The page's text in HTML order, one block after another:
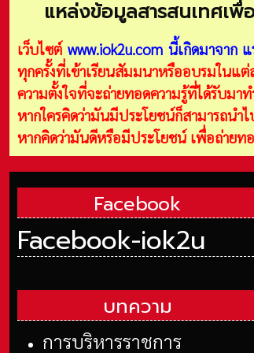
แหล่งข้อมูลสารสนเทศเ
เว็บไซต์ www.iok2u.comนี้เกิดมาจาก
ทุกครั้งที่เข้าเรียนสัมมนาหรืออบรมในแต่
ความตั้งใจที่จะถ่ายทอดความรู้ที่ได้รับม
หากใครคิดว่ามันมีประโยชน์ก็สามารถน
หากคิดว่ามันดีหรือมีประโยชน์ เพื่อถ่าย
Facebook
Facebook-iok2u
บทความ
การบริหารราชการ